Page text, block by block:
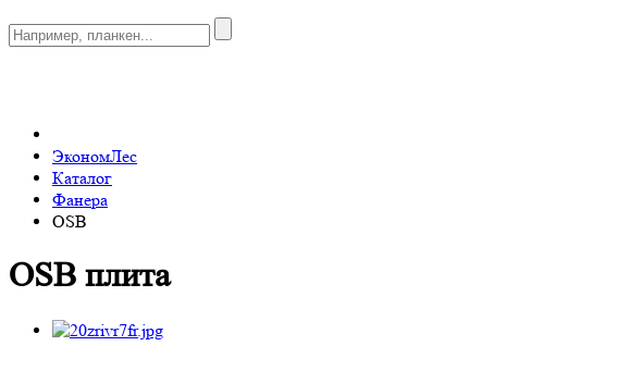
ЭкономЛес
Каталог
Фанера
OSB
OSB плита